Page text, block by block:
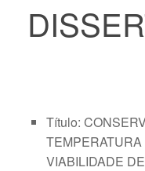
Título:
VIABILIDADE